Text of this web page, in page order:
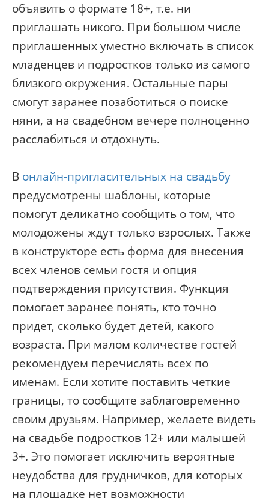
объявить о формате 18+, т.е. ни
приглашать никого. При большом числе
приглашенных уместно включать в список
младенцев и подростков только из самого
близкого окружения. Остальные пары
смогут заранее позаботиться о поиске
няни, а на свадебном вечере полноценно
расслабиться и отдохнуть.
В онлайн-пригласительных на свадьбу
предусмотрены шаблоны, которые
помогут деликатно сообщить о том, что
молодожены ждут только взрослых. Также
в конструкторе есть форма для внесения
всех членов семьи гостя и опция
подтверждения присутствия. Функция
помогает заранее понять, кто точно
придет, сколько будет детей, какого
возраста. При малом количестве гостей
рекомендуем перечислять всех по
именам. Если хотите поставить четкие
границы, то сообщите заблаговременно
своим друзьям. Например, желаете видеть
на свадьбе подростков 12+ или малышей
3+. Это помогает исключить вероятные
неудобства для грудничков, для которых
на площадке нет возможности